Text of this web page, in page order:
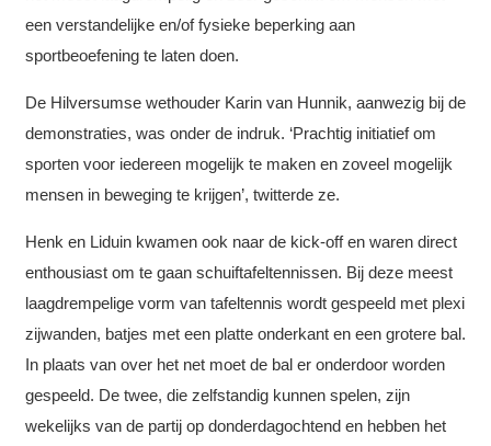
een verstandelijke en/of fysieke beperking aan
sportbeoefening te laten doen.
De Hilversumse wethouder Karin van Hunnik, aanwezig bij de
demonstraties, was onder de indruk. ‘Prachtig initiatief om
sporten voor iedereen mogelijk te maken en zoveel mogelijk
mensen in beweging te krijgen’, twitterde ze.
Henk en Liduin kwamen ook naar de kick-off en waren direct
enthousiast om te gaan schuiftafeltennissen. Bij deze meest
laagdrempelige vorm van tafeltennis wordt gespeeld met plexi
zijwanden, batjes met een platte onderkant en een grotere bal.
In plaats van over het net moet de bal er onderdoor worden
gespeeld. De twee, die zelfstandig kunnen spelen, zijn
wekelijks van de partij op donderdagochtend en hebben het